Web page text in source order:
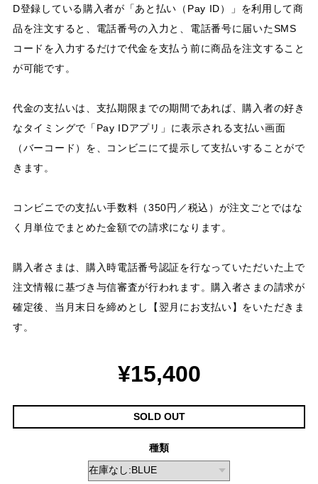
D登録している購入者が「あと払い（Pay ID）」を利用して商
品を注文すると、電話番号の入力と、電話番号に届いたSMS
コードを入力するだけで代金を支払う前に商品を注文すること
が可能です。
代金の支払いは、支払期限までの期間であれば、購入者の好き
なタイミングで「Pay IDアプリ」に表示される支払い画面
（バーコード）を、コンビニにて提示して支払いすることがで
きます。
コンビニでの支払い手数料（350円／税込）が注文ごとではな
く月単位でまとめた金額での請求になります。
購入者さまは、購入時電話番号認証を行なっていただいた上で
注文情報に基づき与信審査が行われます。購入者さまの請求が
確定後、当月末日を締めとし【翌月にお支払い】をいただきま
す。
¥15,400
SOLD OUT
種類